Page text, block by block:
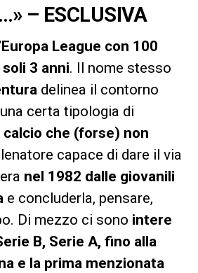
– ESCLUSIVA
League con 100
3 anni. Il nome stesso
delinea il contorno
certa tipologia di
che (forse) non
capace di dare il via
nel 1982 dalle giovanili
e concluderla, pensare,
Di mezzo ci sono intere
B, Serie A, fino alla
e la prima menzionata